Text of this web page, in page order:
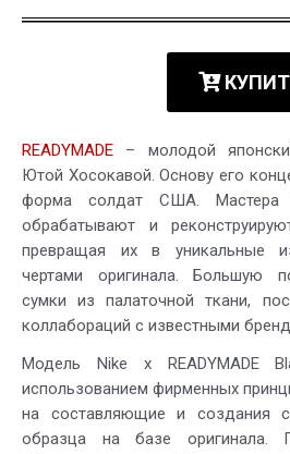
READYMADE – молодой
Ютой Хосокавой. Основу его
форма солдат США. Мастера
обрабатывают и
превращая их в уникальные
чертами оригинала. Большую
сумки из палаточной ткани,
коллабораций с известными
Модель Nike x READYMADE
использованием фирменных
на составляющие и создания
образца на базе оригинала.